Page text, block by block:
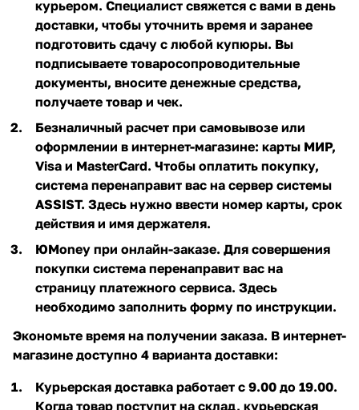
курьером. Специалист свяжется с вами в день
доставки, чтобы уточнить время и заранее
подготовить сдачу с любой купюры. Вы
подписываете товаросопроводительные
документы, вносите денежные средства,
получаете товар и чек.
Безналичный расчет при самовывозе или
оформлении в интернет-магазине: карты МИР,
Visa и MasterCard. Чтобы оплатить покупку,
система перенаправит вас на сервер системы
ASSIST. Здесь нужно ввести номер карты, срок
действия и имя держателя.
ЮMoney при онлайн-заказе. Для совершения
покупки система перенаправит вас на
страницу платежного сервиса. Здесь
необходимо заполнить форму по инструкции.
Экономьте время на получении заказа. В интернет-
магазине доступно 4 варианта доставки:
Курьерская доставка работает с 9.00 до 19.00.
Когда товар поступит на склад, курьерская